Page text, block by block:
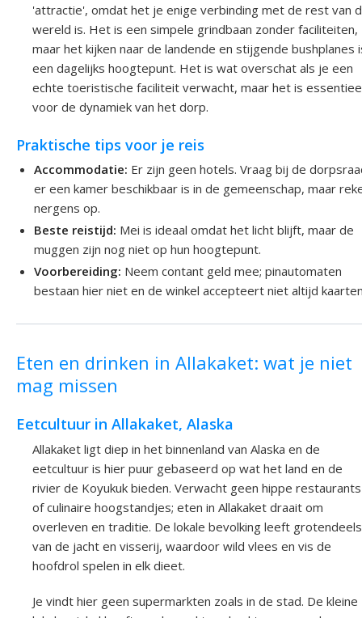
'attractie', omdat het je enige verbinding met de rest van
wereld is. Het is een simpele grindbaan zonder faciliteiten,
maar het kijken naar de landende en stijgende bushplanes
een dagelijks hoogtepunt. Het is wat overschat als je een
echte toeristische faciliteit verwacht, maar het is
voor de dynamiek van het dorp.
Praktische tips voor je reis
Accommodatie: Er zijn geen hotels. Vraag bij de
er een kamer beschikbaar is in de gemeenschap, maar
nergens op.
Beste reistijd: Mei is ideaal omdat het licht blijft, maar de
muggen zijn nog niet op hun hoogtepunt.
Voorbereiding: Neem contant geld mee; pinautomaten
bestaan hier niet en de winkel accepteert niet altijd
Eten en drinken in Allakaket: wat je niet
mag missen
Eetcultuur in Allakaket, Alaska
Allakaket ligt diep in het binnenland van Alaska en de
eetcultuur is hier puur gebaseerd op wat het land en de
rivier de Koyukuk bieden. Verwacht geen hippe restaurants
of culinaire hoogstandjes; eten in Allakaket draait om
overleven en traditie. De lokale bevolking leeft grotendeels
van de jacht en visserij, waardoor wild vlees en vis de
hoofdrol spelen in elk dieet.
Je vindt hier geen supermarkten zoals in de stad. De kleine